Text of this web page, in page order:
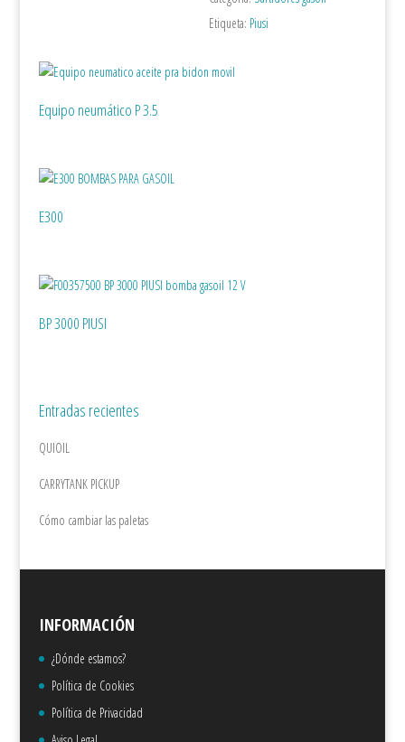
Etiqueta: Piusi
Equipo neumático P 3.5
E300
BP 3000 PIUSI
Entradas recientes
QUIOIL
CARRYTANK PICKUP
Cómo cambiar las paletas
INFORMACIÓN
¿Dónde estamos?
Política de Cookies
Política de Privacidad